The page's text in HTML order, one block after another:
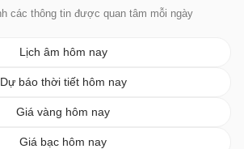
các thông tin được quan tâm mỗi ngày
Lịch âm hôm nay
Dự báo thời tiết hôm nay
Giá vàng hôm nay
Giá bạc hôm nay